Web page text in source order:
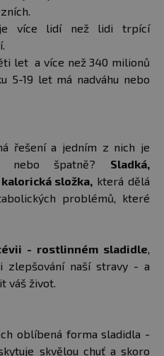
více lidí než lidi trpící
let a více než 340 milionů
5-19 let má nadváhu nebo
řešení a jedním z nich je
nebo špatně? Sladká,
složka, která dělá
problémů, které
- rostlinném sladidle,
naší stravy - a
váš život.
oblíbená forma sladidla -
skvělou chuť a skoro